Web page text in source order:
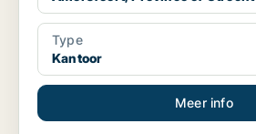
Type
Kantoor
Meer info